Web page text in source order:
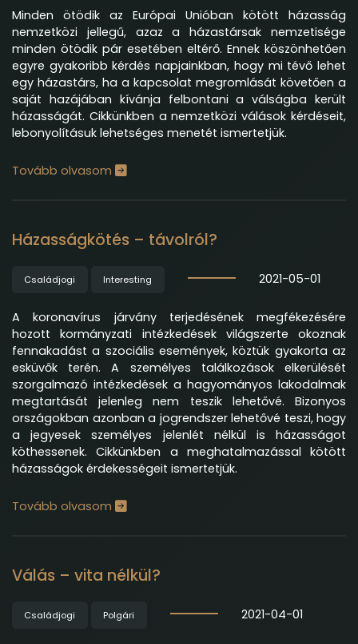
Minden ötödik az Európai Unióban kötött házasság
nemzetközi jellegű, azaz a házastársak nemzetisége
minden ötödik pár esetében eltérő. Ennek köszönhetően
egyre gyakoribb kérdés napjainkban, hogy mi tévő lehet
egy házastárs, ha a kapcsolat megromlását követően a
saját hazájában kívánja felbontani a válságba került
házasságát. Cikkünkben a nemzetközi válások kérdéseit,
lebonyolításuk lehetséges menetét ismertetjük.
Tovább olvasom
Házasságkötés – távolról?
Családjogi Interesting 2021-05-01
A koronavírus járvány terjedésének megfékezésére
hozott kormányzati intézkedések világszerte okoznak
fennakadást a szociális események, köztük gyakorta az
esküvők terén. A személyes találkozások elkerülését
szorgalmazó intézkedések a hagyományos lakodalmak
megtartását jelenleg nem teszik lehetővé. Bizonyos
országokban azonban a jogrendszer lehetővé teszi, hogy
a jegyesek személyes jelenlét nélkül is házasságot
köthessenek. Cikkünkben a meghatalmazással kötött
házasságok érdekességeit ismertetjük.
Tovább olvasom
Válás – vita nélkül?
Családjogi Polgári 2021-04-01